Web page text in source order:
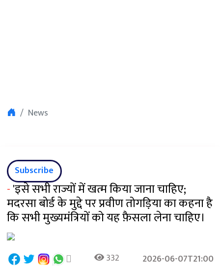
News
Subscribe
-'इसे सभी राज्यों में खत्म किया जाना चाहिए;
मदरसा बोर्ड के मुद्दे पर प्रवीण तोगड़िया का कहना है
कि सभी मुख्यमंत्रियों को यह फ़ैसला लेना चाहिए।
332 2026-06-07T21:00